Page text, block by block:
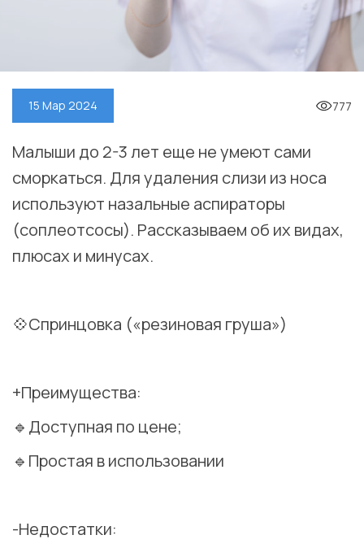
15 Мар 2024 777
Малыши до 2-3 лет еще не умеют сами
сморкаться. Для удаления слизи из носа
используют назальные аспираторы
(соплеотсосы). Рассказываем об их видах,
плюсах и минусах.
💠Спринцовка («резиновая груша»)
+Преимущества:
🔹Доступная по цене;
🔹Простая в использовании
-Недостатки: